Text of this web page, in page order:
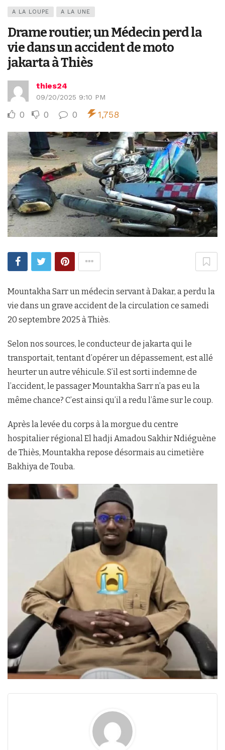
A LA LOUPE A LA UNE
Drame routier, un Médecin perd la
vie dans un accident de moto
jakarta à Thiès
thies24
09/20/2025 9:10 PM
0 0 0 1,758
Mountakha Sarr un médecin servant à Dakar, a perdu la
vie dans un grave accident de la circulation ce samedi
20 septembre 2025 à Thiès.
Selon nos sources, le conducteur de jakarta qui le
transportait, tentant d’opérer un dépassement, est allé
heurter un autre véhicule. S’il est sorti indemne de
l’accident, le passager Mountakha Sarr n’a pas eu la
même chance? C’est ainsi qu’il a redu l’âme sur le coup.
Après la levée du corps à la morgue du centre
hospitalier régional El hadji Amadou Sakhir Ndiéguène
de Thiès, Mountakha repose désormais au cimetière
Bakhiya de Touba.